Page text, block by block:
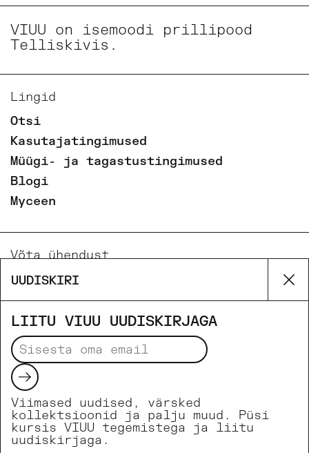
VIUU on isemoodi prillipood
Telliskivis.
Lingid
Otsi
Kasutajatingimused
Müügi- ja tagastustingimused
Blogi
Myceen
Võta ühendust
Email
Phone
Facebook
Instagram
Makseviisid
UUDISKIRI
LIITU VIUU UUDISKIRJAGA
Saada
Viimased uudised, värsked
kollektsioonid ja palju muud. Püsi
kursis VIUU tegemistega ja liitu
uudiskirjaga.